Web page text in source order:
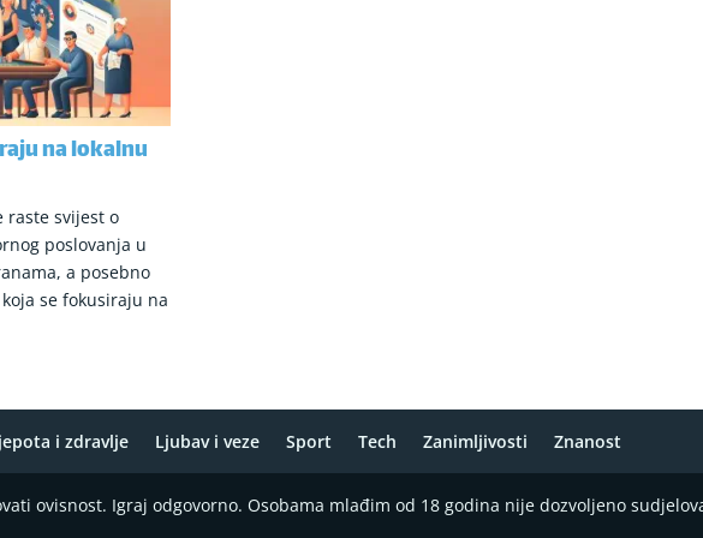
na lokalnu
raste svijest o
poslovanja u
a posebno
se fokusiraju na
i zdravlje Ljubav i veze Sport Tech Zanimljivosti Znanost
ovisnost. Igraj odgovorno. Osobama mlađim od 18 godina nije dozvoljeno